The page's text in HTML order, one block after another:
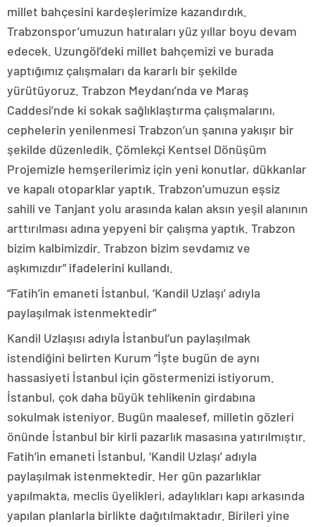
millet bahçesini kardeşlerimize kazandırdık.
Trabzonspor’umuzun hatıraları yüz yıllar boyu devam
edecek. Uzungöl’deki millet bahçemizi ve burada
yaptığımız çalışmaları da kararlı bir şekilde
yürütüyoruz. Trabzon Meydanı’nda ve Maraş
Caddesi’nde ki sokak sağlıklaştırma çalışmalarını,
cephelerin yenilenmesi Trabzon’un şanına yakışır bir
şekilde düzenledik. Çömlekçi Kentsel Dönüşüm
Projemizle hemşerilerimiz için yeni konutlar, dükkanlar
ve kapalı otoparklar yaptık. Trabzon’umuzun eşsiz
sahili ve Tanjant yolu arasında kalan aksın yeşil alanının
arttırılması adına yepyeni bir çalışma yaptık. Trabzon
bizim kalbimizdir. Trabzon bizim sevdamız ve
aşkımızdır” ifadelerini kullandı.
“Fatih’in emaneti İstanbul, ‘Kandil Uzlaşı’ adıyla
paylaşılmak istenmektedir”
Kandil Uzlaşısı adıyla İstanbul’un paylaşılmak
istendiğini belirten Kurum “İşte bugün de aynı
hassasiyeti İstanbul için göstermenizi istiyorum.
İstanbul, çok daha büyük tehlikenin girdabına
sokulmak isteniyor. Bugün maalesef, milletin gözleri
önünde İstanbul bir kirli pazarlık masasına yatırılmıştır.
Fatih’in emaneti İstanbul, ‘Kandil Uzlaşı’ adıyla
paylaşılmak istenmektedir. Her gün pazarlıklar
yapılmakta, meclis üyelikleri, adaylıkları kapı arkasında
yapılan planlarla birlikte dağıtılmaktadır. Birileri yine